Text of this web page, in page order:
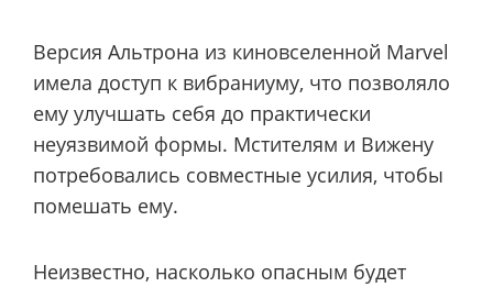
Версия Альтрона из киновселенной Marvel
имела доступ к вибраниуму, что позволяло
ему улучшать себя до практически
неуязвимой формы. Мстителям и Вижену
потребовались совместные усилия, чтобы
помешать ему.
Неизвестно, насколько опасным будет